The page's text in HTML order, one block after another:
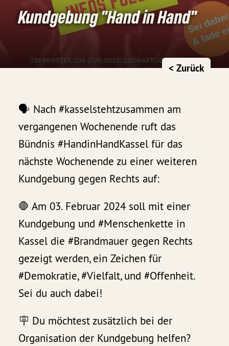
Kundgebung "Hand in Hand"
< Zurück
🗣 Nach #kasselstehtzusammen am
vergangenen Wochenende ruft das
Bündnis #HandinHandKassel für das
nächste Wochenende zu einer weiteren
Kundgebung gegen Rechts auf:
🛑 Am 03. Februar 2024 soll mit einer
Kundgebung und #Menschenkette in
Kassel die #Brandmauer gegen Rechts
gezeigt werden, ein Zeichen für
#Demokratie, #Vielfalt, und #Offenheit.
Sei du auch dabei!
🪧 Du möchtest zusätzlich bei der
Organisation der Kundgebung helfen?